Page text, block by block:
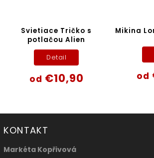
Svietiace Tričko s
potlačou Alien
od €10,90
Detail
Mikina
od
KONTAKT
Markéta Kopřivová